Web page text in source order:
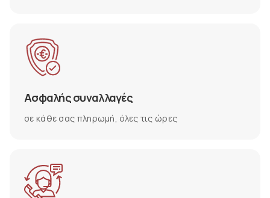
Ασφαλής συναλλαγές
σε κάθε σας πληρωμή, όλες τις ώρες